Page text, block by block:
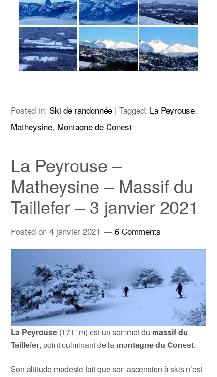
Posted in: Ski de randonnée |Tagged: La Peyrouse,
Matheysine, Montagne de Conest
La Peyrouse –
Matheysine – Massif du
Taillefer – 3 janvier 2021
Posted on4 janvier 2021 6 Comments
La Peyrouse (1711m) est un sommet du massif du
Taillefer, point culminant de la montagne du Conest.
Son altitude modeste fait que son ascension à skis n’est